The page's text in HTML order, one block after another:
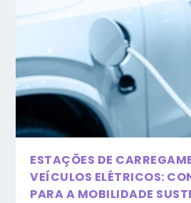
ESTAÇÕES DE
VEÍCULOS ELÉTRICOS:
PARA A MOBILIDADE